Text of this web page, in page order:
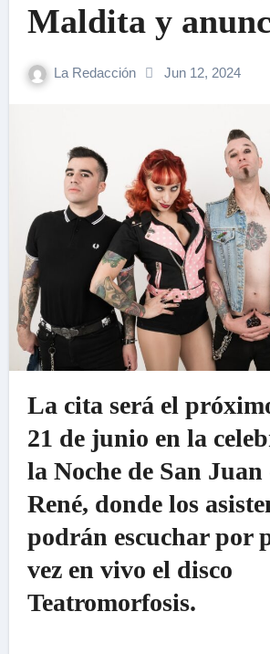
Maldita y
lanzamiento de
La Redacción Jun 12, 2024
La cita será el
21 de junio en la
la Noche de San
René, donde los
podrán escuchar por
vez en vivo el disco
Teatromorfosis.